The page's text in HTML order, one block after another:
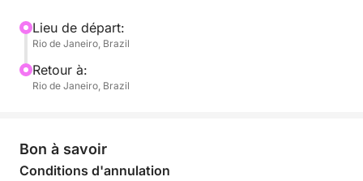
escales touristiques habituelles pour vous faire
découvrir la beauté authentique du littoral brésilien.
Venez pour la vue, restez pour l'ambiance.
Lieu de départ:
Rio de Janeiro, Brazil
Retour à:
Rio de Janeiro, Brazil
Bon à savoir
Conditions d'annulation